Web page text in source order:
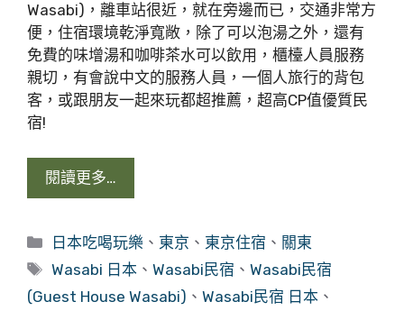
Wasabi)，離車站很近，就在旁邊而已，交通非常方
便，住宿環境乾淨寬敞，除了可以泡湯之外，還有
免費的味增湯和咖啡茶水可以飲用，櫃檯人員服務
親切，有會說中文的服務人員，一個人旅行的背包
客，或跟朋友一起來玩都超推薦，超高CP值優質民
宿!
閱讀更多…
分
類
日本吃喝玩樂 、 東京 、 東京住宿 、 關東
標
Wasabi 日本 、Wasabi民宿 、Wasabi民宿
(Guest House Wasabi) 、 Wasabi民宿 日本 、